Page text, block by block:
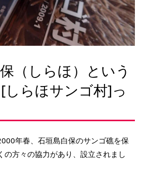
（しらほ）という
らほサンゴ村]っ
年春、石垣島白保のサンゴ礁を保
の方々の協力があり、設立されまし